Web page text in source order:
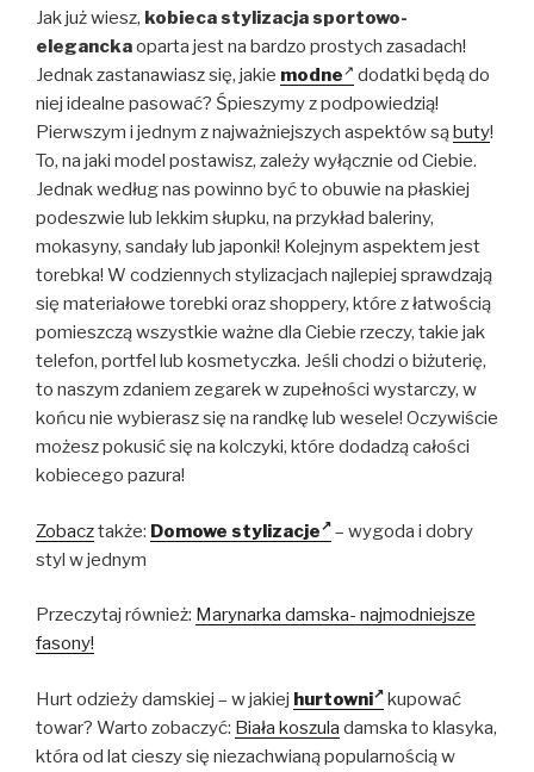
Jak już wiesz, kobieca stylizacja sportowo-
eleganckaoparta jest na bardzo prostych zasadach!
Jednak zastanawiasz się, jakie modne
dodatki będą do
niej idealne pasować? Śpieszymy z podpowiedzią!
Pierwszym i jednym z najważniejszych aspektów są buty!
To, na jaki model postawisz, zależy wyłącznie od Ciebie.
Jednak według nas powinno być to obuwie na płaskiej
podeszwie lub lekkim słupku, na przykład baleriny,
mokasyny, sandały lub japonki! Kolejnym aspektem jest
torebka! W codziennych stylizacjach najlepiej sprawdzają
się materiałowe torebki oraz shoppery, które z łatwością
pomieszczą wszystkie ważne dla Ciebie rzeczy, takie jak
telefon, portfel lub kosmetyczka. Jeśli chodzi o biżuterię,
to naszym zdaniem zegarek w zupełności wystarczy, w
końcu nie wybierasz się na randkę lub wesele! Oczywiście
możesz pokusić się na kolczyki, które dodadzą całości
kobiecego pazura!
Zobacztakże: Domowe stylizacje
– wygoda i dobry
styl w jednym
Przeczytaj również: Marynarka damska- najmodniejsze
fasony!
Hurt odzieży damskiej – w jakiej hurtowni
kupować
towar? Warto zobaczyć: Biała koszula damska to klasyka,
która od lat cieszy się niezachwianą popularnością w